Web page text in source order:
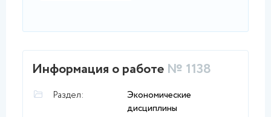
Информация о работе № 1138
Раздел:
Экономические
дисциплины